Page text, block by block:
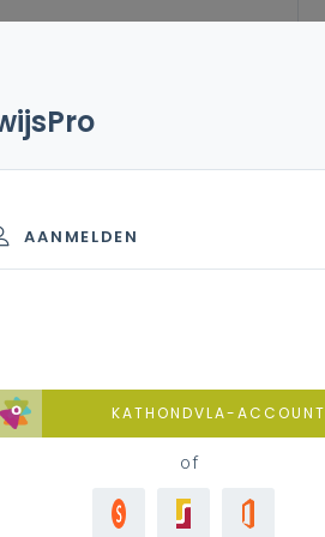
onderwijs
AANMELDEN
KATHONDVLA-ACCOUNT
of